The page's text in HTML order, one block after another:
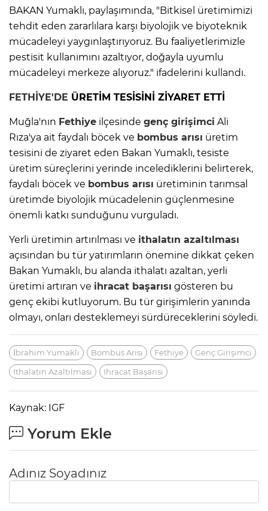
BAKAN Yumaklı, paylaşımında, "Bitkisel üretimimizi
tehdit eden zararlılara karşı biyolojik ve biyoteknik
mücadeleyi yaygınlaştırıyoruz. Bu faaliyetlerimizle
pestisit kullanımını azaltıyor, doğayla uyumlu
mücadeleyi merkeze alıyoruz." ifadelerini kullandı.
FETHİYE'DE ÜRETİM TESİSİNİ ZİYARET ETTİ
Muğla'nın Fethiye ilçesinde genç girişimci Ali
Rıza'ya ait faydalı böcek ve bombus arısı üretim
tesisini de ziyaret eden Bakan Yumaklı, tesiste
üretim süreçlerini yerinde incelediklerini belirterek,
faydalı böcek ve bombus arısı üretiminin tarımsal
üretimde biyolojik mücadelenin güçlenmesine
önemli katkı sunduğunu vurguladı.
Yerli üretimin artırılması ve ithalatın azaltılması
açısından bu tür yatırımların önemine dikkat çeken
Bakan Yumaklı, bu alanda ithalatı azaltan, yerli
üretimi artıran ve ihracat başarısı gösteren bu
genç ekibi kutluyorum. Bu tür girişimlerin yanında
olmayı, onları desteklemeyi sürdüreceklerini söyledi.
İbrahim Yumaklı Bombus Arısı Fethiye
Genç Girişimci
Ithalatın Azaltılması
Ihracat Başarısı
Kaynak: IGF
Yorum Ekle
Adınız Soyadınız